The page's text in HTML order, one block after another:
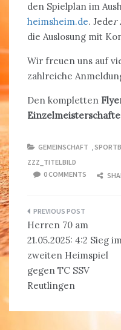
den Spielplan im
heimsheim.de. Jeder
die Auslosung mit
Wir freuen uns auf
zahlreiche
Den kompletten
GEMEINSCHAFT ,
ZZZ_TITELBILD
0 COMMENTS
Herren 70 am
21.05.2025: 4:2 Sieg
zweiten Heimspiel
gegen TC SSV
Reutlingen